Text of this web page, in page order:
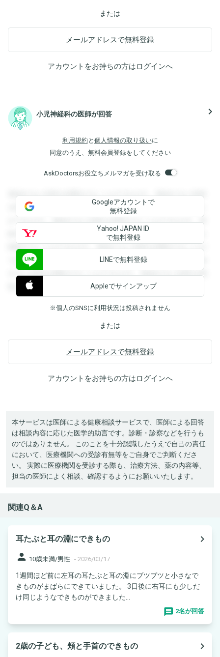
または
メールアドレスで無料登録
アカウントをお持ちの方はログインへ
小児神経科の医師が回答 navigate_next
利用規約 と 個人情報の取り扱いに
同意のうえ、無料会員登録をしてください
AskDoctorsお役立ちメルマガを受け取る
登録すると回答を閲覧することができます。登録すると回答
を閲覧することができます。登録すると回答を閲覧すること
ができます。登録すると回答を閲覧することができます。登
録すると回答を閲覧することができます。登録すると回答を
閲覧することができます。登録すると回答を閲覧することが
できます。登録すると回答を閲覧することができます。登録
すると回答を閲覧することができます。登録すると回答を閲
覧することができます。
Googleアカウントで
無料登録
Yahoo! JAPAN ID
で無料登録
LINEで無料登録
Appleでサインアップ
※個人のSNSに利用状況は投稿されません
または
メールアドレスで無料登録
アカウントをお持ちの方はログインへ
本サービスは医師による健康相談サービスで、医師による回答
は相談内容に応じた医学的助言です。診断・診察などを行うも
のではありません。 このことを十分認識したうえで自己の責任
において、医療機関への受診有無等をご自身でご判断くださ
い。 実際に医療機関を受診する際も、治療方法、薬の内容等、
担当の医師によく相談、確認するようにお願いいたします。
関連Q＆A
耳たぶと耳の淵にできもの
navigate_next
person 10歳未満/男性 - 2026/03/17
1週間ほど前に左耳の耳たぶと耳の淵にブツブツと小さなで
きものがまばらにできていました。 3日後に右耳にも少しだ
け同じようなできものができました...
2名が回答
2歳の子ども、頬と手首のできもの navigate_next